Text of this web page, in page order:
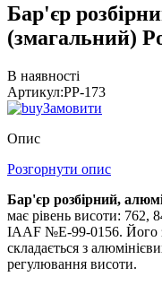
Бар'єр
(змагальний)
В наявності
Артикул:PP-173
Замовити
Опис
Розгорнути опис
Бар'єр розбірний,
має рівень висоти: 762,
IAAF №E-99-0156. Його
складається з
регулювання висоти.